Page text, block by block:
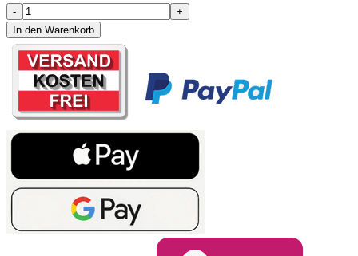
-
+
In den Warenkorb